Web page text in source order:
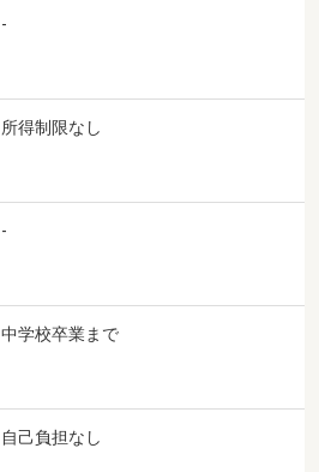
-
所得制限なし
-
中学校卒業まで
自己負担なし